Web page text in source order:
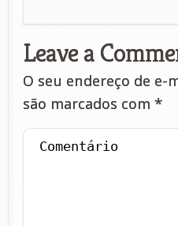
Leave a
O seu endereço de e-
são marcados com *